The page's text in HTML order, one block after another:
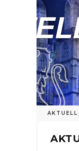
AKTUELL